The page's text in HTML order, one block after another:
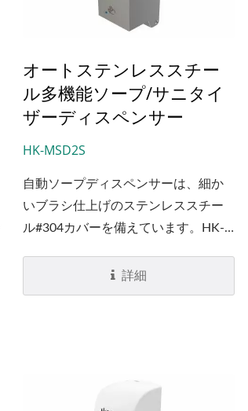
オートステンレススチー
ル多機能ソープ/サニタイ
ザーディスペンサー
HK-MSD2S
自動ソープディスペンサーは、細か
いブラシ仕上げのステンレススチー
ル#304カバーを備えています。HK-
スプレー）ソープディスペンサー
は、廃棄物を減らすために再充填可
ープディスペンサーの低バッテリー
などの状態を示すことができます。
詳細